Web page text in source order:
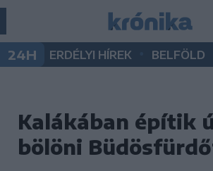
24H ERDÉLYI HÍREK BELFÖLD
Kalákában építik
bölöni